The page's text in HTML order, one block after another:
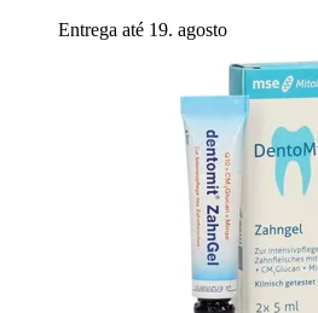
Entrega até 19. agosto